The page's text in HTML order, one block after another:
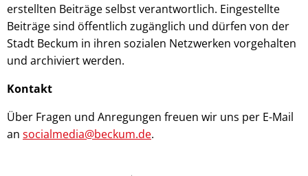
erstellten Beiträge selbst verantwortlich. Eingestellte
Beiträge sind öffentlich zugänglich und dürfen von der
Stadt Beckum in ihren sozialen Netzwerken vorgehalten
und archiviert werden.
Kontakt
Über Fragen und Anregungen freuen wir uns per E-Mail
an socialmedia@beckum.de.